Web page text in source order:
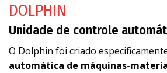
DOLPHIN
Unidade de controle
O Dolphin foi criado
automática de máquinas-